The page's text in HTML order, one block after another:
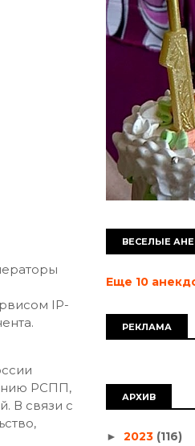
IP-
РСПП,
В связи с
ВЕСЕЛЫЕ
Еще 10
РЕКЛАМА
АРХИВ
► 2023 (116)